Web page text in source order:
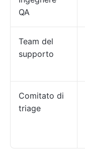
QA
Team del
supporto
Comitato di
triage